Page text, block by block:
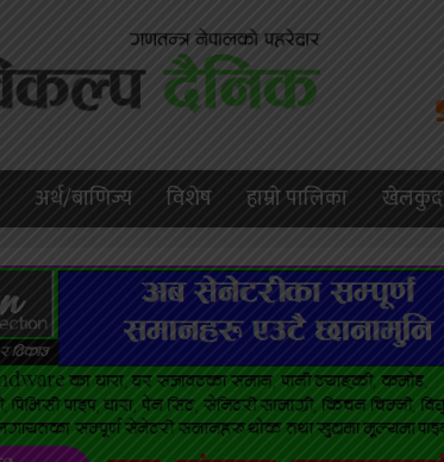
अर्थ/बाणिज्य विशेष हाम्राे पालिका खेलकुद